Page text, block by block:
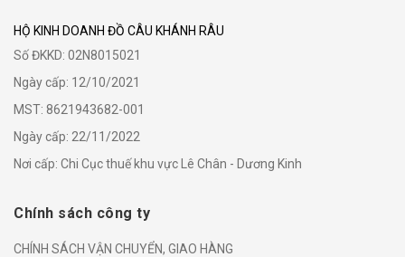
HỘ KINH DOANH ĐỒ CÂU KHÁNH RÂU
Số ĐKKD: 02N8015021
Ngày cấp: 12/10/2021
MST: 8621943682-001
Ngày cấp: 22/11/2022
Nơi cấp: Chi Cục thuế khu vực Lê Chân - Dương Kinh
Chính sách công ty
CHÍNH SÁCH VẬN CHUYỂN, GIAO HÀNG